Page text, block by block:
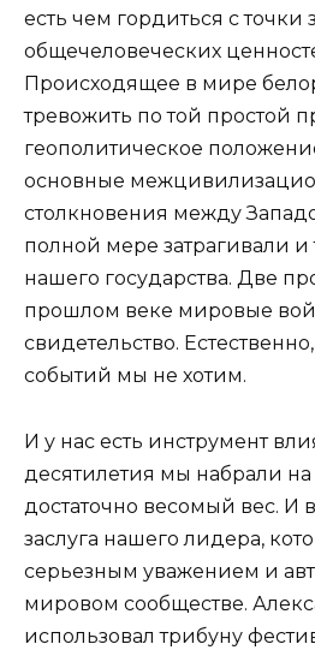
есть чем гордиться с точки
общечеловеческих
Происходящее в мире
тревожить по той простой
геополитическое
основные
столкновения между
полной мере затрагивали
нашего государства. Две
прошлом веке мировые
свидетельство.
событий мы не хотим.
И у нас есть инструмент
десятилетия мы набрали
достаточно весомый вес. И
заслуга нашего лидера,
серьезным уважением и
мировом сообществе.
использовал трибуну